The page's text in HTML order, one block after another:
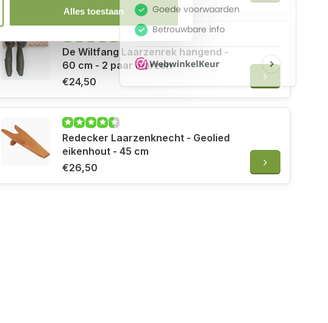
Alles toestaan
De Wiltfang Laarzenrek hangend -
60 cm - 2 paar laarzen
€24,50
Redecker Laarzenknecht - Geolied
eikenhout - 45 cm
€26,50